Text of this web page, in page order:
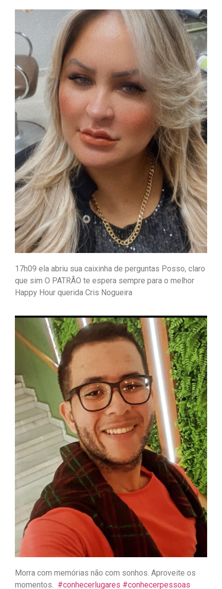
17h09 ela abriu sua caixinha de perguntas Posso, claro
que sim O PATRÃO te espera sempre para o melhor
Happy Hour querida Cris Nogueira
Morra com memórias não com sonhos. Aproveite os
momentos. #conhecerlugares #conhecerpessoas